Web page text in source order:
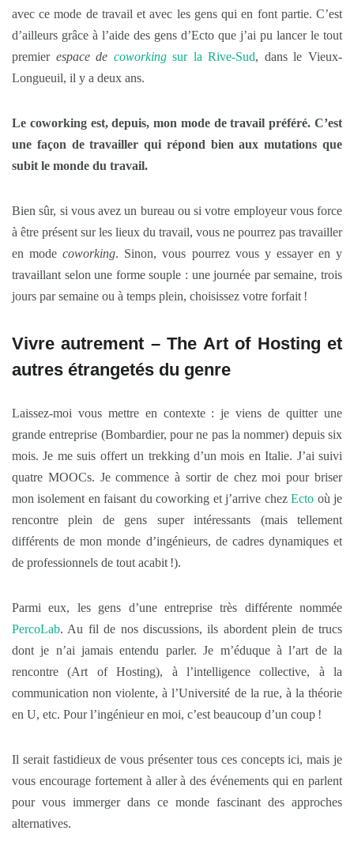
avec ce mode de travail et avec les gens qui en font partie. C’est
d’ailleurs grâce à l’aide des gens d’Ecto que j’ai pu lancer le tout
premier espace de coworkingsur la Rive-Sud, dans le Vieux-
Longueuil, il y a deux ans.
Le coworking est, depuis, mon mode de travail préféré. C’est
une façon de travailler qui répond bien aux mutations que
subit le monde du travail.
Bien sûr, si vous avez un bureau ou si votre employeur vous force
à être présent sur les lieux du travail, vous ne pourrez pas travailler
en modecoworking. Sinon, vous pourrez vous y essayer en y
travaillant selon une forme souple : une journée par semaine, trois
jours par semaine ou à temps plein, choisissez votre forfait !
Vivre autrement – The Art of Hosting et
autres étrangetés du genre
Laissez-moi vous mettre en contexte : je viens de quitter une
grande entreprise (Bombardier, pour ne pas la nommer) depuis six
mois. Je me suis offert un trekking d’un mois en Italie. J’ai suivi
quatre MOOCs. Je commence à sortir de chez moi pour briser
mon isolement en faisant du coworking et j’arrive chezEcto où je
rencontre plein de gens super intéressants (mais tellement
différents de mon monde d’ingénieurs, de cadres dynamiques et
de professionnels de tout acabit !).
Parmi eux, les gens d’une entreprise très différente nommée
PercoLab. Au fil de nos discussions, ils abordent plein de trucs
dont je n’ai jamais entendu parler. Je m’éduque à l’art de la
rencontre (Art of Hosting), à l’intelligence collective, à la
communication non violente, à l’Université de la rue, à la théorie
en U, etc. Pour l’ingénieur en moi, c’est beaucoup d’un coup !
Il serait fastidieux de vous présenter tous ces concepts ici, mais je
vous encourage fortement à aller à des événements qui en parlent
pour vous immerger dans ce monde fascinant des approches
alternatives.